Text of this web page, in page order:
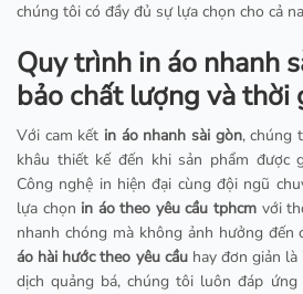
chúng tôi có đầy đủ sự lựa chọn cho cả
Quy trình in áo nhanh
bảo chất lượng và thời
Với cam kết in áo nhanh sài gòn, chúng
khâu thiết kế đến khi sản phẩm được
Công nghệ in hiện đại cùng đội ngũ
lựa chọn in áo theo yêu cầu tphcm với
nhanh chóng mà không ảnh hưởng đến
áo hài hước theo yêu cầuhay đơn giản là
dịch quảng bá, chúng tôi luôn đáp